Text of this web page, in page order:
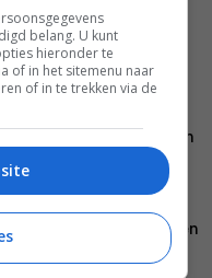
zaten, zagen
uit een WMF
ernaar en ze
plezier van hebben
wij niet wisten, is
belang. U kunt
hieronder te
of in het sitemenu naar
of in te trekken via de